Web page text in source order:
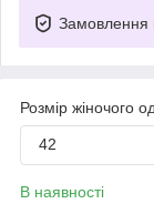
Замовлення
Розмір жіночого
42
В наявності